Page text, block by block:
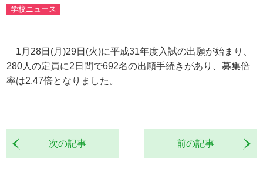
学校ニュース
1月28日(月)29日(火)に平成31年度入試の出願が始まり、
280人の定員に2日間で692名の出願手続きがあり、募集倍
率は2.47倍となりました。
前の記事
次の記事